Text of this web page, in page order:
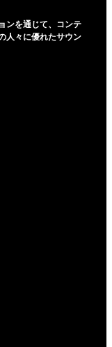
ンを通じて、コンテ
人々に優れたサウン